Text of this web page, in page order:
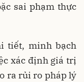
sai phạm thực
tiết, minh bạch
xác định giá trị
ra rủi ro pháp lý